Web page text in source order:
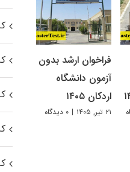
فراخوان ارشد بدون
آزمون دانشگاه
اردکان ۱۴۰۵
۲۱ تیر, ۱۴۰۵ | ۰ دیدگاه